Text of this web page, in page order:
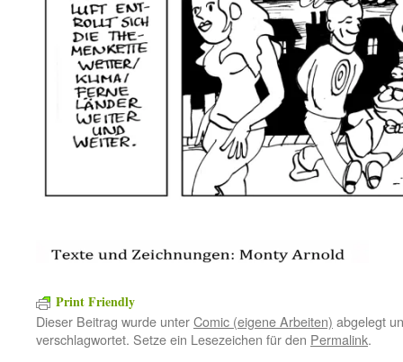
Print Friendly
Dieser Beitrag wurde unterComic (eigene Arbeiten) abgelegt
verschlagwortet. Setze ein Lesezeichen für den Permalink.